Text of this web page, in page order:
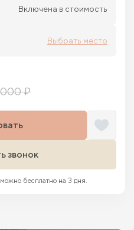
Включена в стоимость
Выбрать место
₽
звонок
бесплатно на 3 дня.